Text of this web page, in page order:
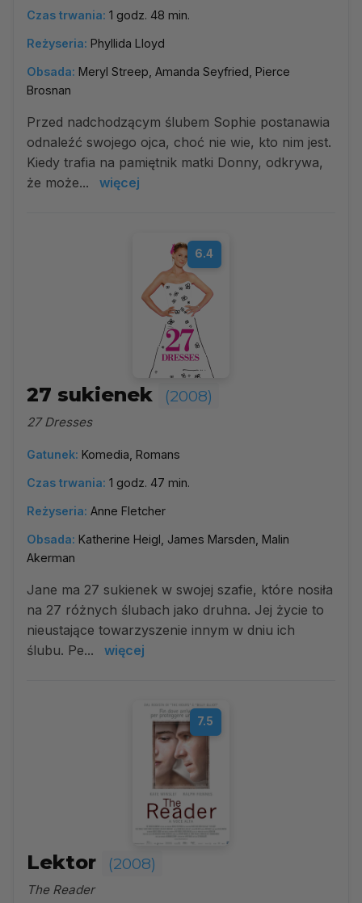
Czas trwania: 1 godz. 48 min.
Reżyseria: Phyllida Lloyd
Obsada: Meryl Streep, Amanda Seyfried, Pierce
Brosnan
Przed nadchodzącym ślubem Sophie postanawia
odnaleźć swojego ojca, choć nie wie, kto nim jest.
Kiedy trafia na pamiętnik matki Donny, odkrywa,
że może...
więcej
6.4
27 sukienek (2008)
27 Dresses
Gatunek: Komedia, Romans
Czas trwania: 1 godz. 47 min.
Reżyseria: Anne Fletcher
Obsada: Katherine Heigl, James Marsden, Malin
Akerman
Jane ma 27 sukienek w swojej szafie, które nosiła
na 27 różnych ślubach jako druhna. Jej życie to
nieustające towarzyszenie innym w dniu ich
ślubu. Pe...
więcej
7.5
Lektor (2008)
The Reader